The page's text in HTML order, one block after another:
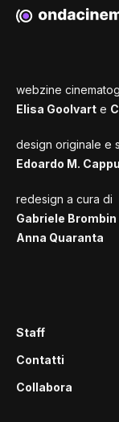
webzine
Elisa Goolvart e
design originale e
Edoardo M.
redesign a cura di
Gabriele Brombin
Anna Quaranta
Staff
Contatti
Collabora